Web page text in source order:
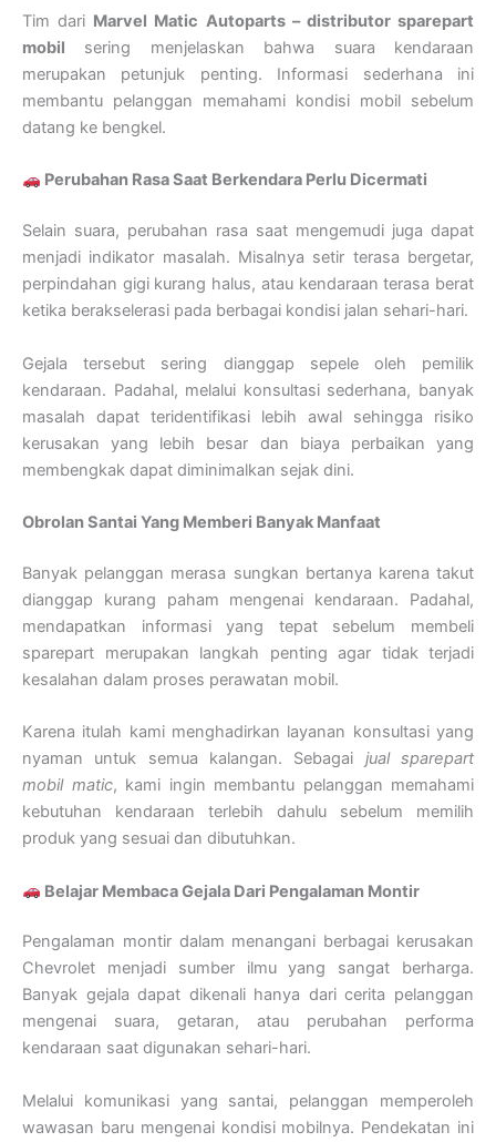
Tim dari Marvel Matic Autoparts – distributor sparepart
mobil sering menjelaskan bahwa suara kendaraan
merupakan petunjuk penting. Informasi sederhana ini
membantu pelanggan memahami kondisi mobil sebelum
datang ke bengkel.
Perubahan Rasa Saat Berkendara Perlu Dicermati
Selain suara, perubahan rasa saat mengemudi juga dapat
menjadi indikator masalah. Misalnya setir terasa bergetar,
perpindahan gigi kurang halus, atau kendaraan terasa berat
ketika berakselerasi pada berbagai kondisi jalan sehari-hari.
Gejala tersebut sering dianggap sepele oleh pemilik
kendaraan. Padahal, melalui konsultasi sederhana, banyak
masalah dapat teridentifikasi lebih awal sehingga risiko
kerusakan yang lebih besar dan biaya perbaikan yang
membengkak dapat diminimalkan sejak dini.
Obrolan Santai Yang Memberi Banyak Manfaat
Banyak pelanggan merasa sungkan bertanya karena takut
dianggap kurang paham mengenai kendaraan. Padahal,
mendapatkan informasi yang tepat sebelum membeli
sparepart merupakan langkah penting agar tidak terjadi
kesalahan dalam proses perawatan mobil.
Karena itulah kami menghadirkan layanan konsultasi yang
nyaman untuk semua kalangan. Sebagai jual sparepart
mobil matic, kami ingin membantu pelanggan memahami
kebutuhan kendaraan terlebih dahulu sebelum memilih
produk yang sesuai dan dibutuhkan.
Belajar Membaca Gejala Dari Pengalaman Montir
Pengalaman montir dalam menangani berbagai kerusakan
Chevrolet menjadi sumber ilmu yang sangat berharga.
Banyak gejala dapat dikenali hanya dari cerita pelanggan
mengenai suara, getaran, atau perubahan performa
kendaraan saat digunakan sehari-hari.
Melalui komunikasi yang santai, pelanggan memperoleh
wawasan baru mengenai kondisi mobilnya. Pendekatan ini